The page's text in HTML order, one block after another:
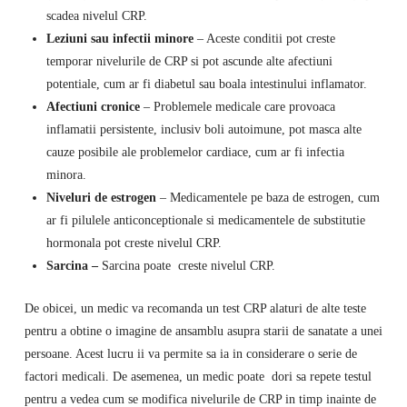
scadea nivelul CRP.
Leziuni sau infectii minore– Aceste conditii pot creste
temporar nivelurile de CRP si pot ascunde alte afectiuni
potentiale, cum ar fi diabetul sau boala intestinului inflamator.
Afectiuni cronice– Problemele medicale care provoaca
inflamatii persistente, inclusiv boli autoimune, pot masca alte
cauze posibile ale problemelor cardiace, cum ar fi infectia
minora.
Niveluri de estrogen– Medicamentele pe baza de estrogen, cum
ar fi pilulele anticonceptionale si medicamentele de substitutie
hormonala pot creste nivelul CRP.
Sarcina –Sarcina poate creste nivelul CRP.
De obicei, un medic va recomanda un test CRP alaturi de alte teste
pentru a obtine o imagine de ansamblu asupra starii de sanatate a unei
persoane. Acest lucru ii va permite sa ia in considerare o serie de
factori medicali. De asemenea, un medic poate dori sa repete testul
pentru a vedea cum se modifica nivelurile de CRP in timp inainte de